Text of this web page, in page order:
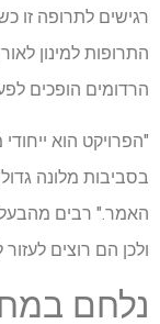
רגישים לתרופה זו
התרופות למינון
הרדומים הופכים
"הפרויקט הוא
בסביבות מלונה
האמר." רבים
ולכן הם רוצים
נלחם